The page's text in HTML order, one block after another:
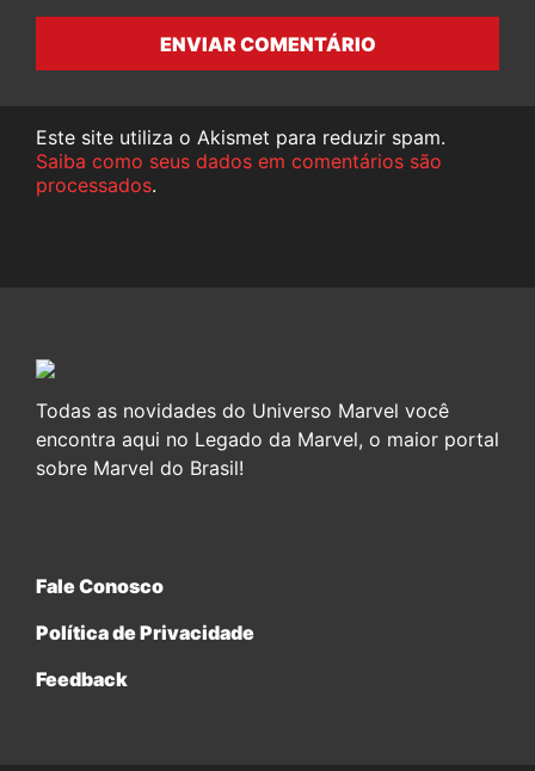
ENVIAR COMENTÁRIO
Este site utiliza o Akismet para reduzir spam.
Saiba como seus dados em comentários são
processados.
Todas as novidades do Universo Marvel você
encontra aqui no Legado da Marvel, o maior portal
sobre Marvel do Brasil!
Fale Conosco
Política de Privacidade
Feedback